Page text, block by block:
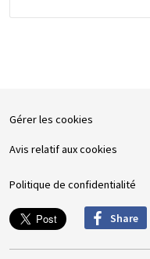
Gérer les cookies
Avis relatif aux cookies
Politique de confidentialité
Share